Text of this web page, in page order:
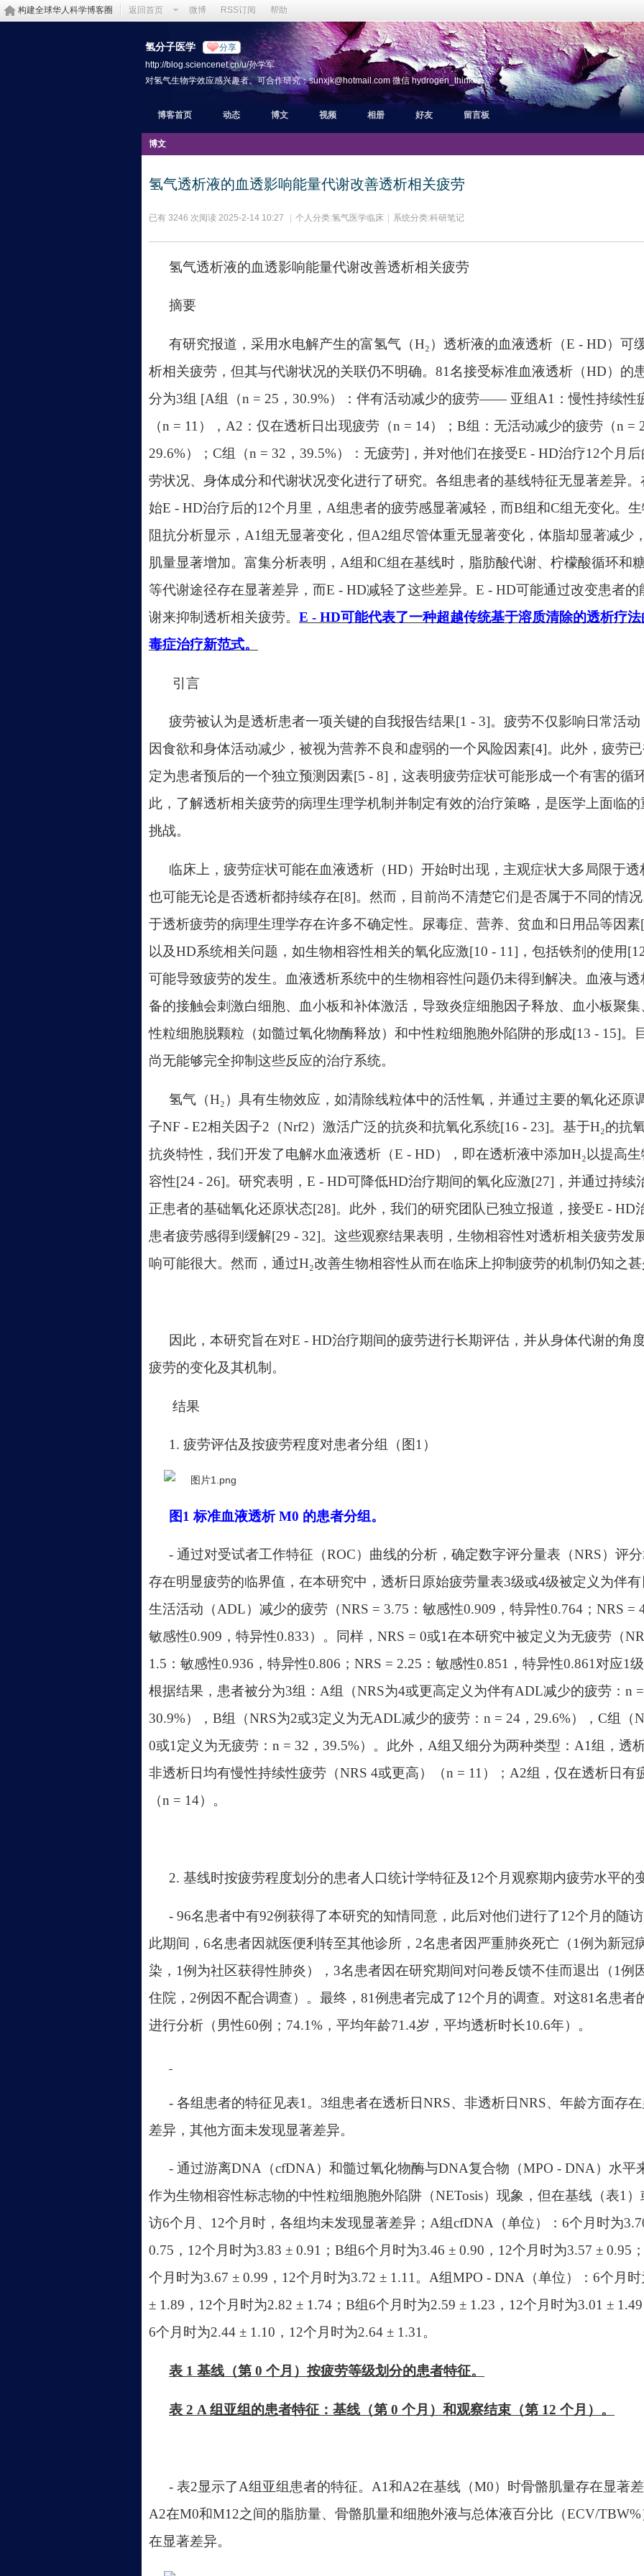
构建全球华人科学博客圈 返回首页 微博 RSS订阅 帮助
氢分子医学 分享
http://blog.sciencenet.cn/u/孙学军
对氢气生物学效应感兴趣者。可合作研究：sunxjk@hotmail.com 微信 hydrogen_thinker
博客首页 动态 博文 视频 相册 好友 留言板
博文
氢气透析液的血透影响能量代谢改善透析相关疲劳
已有 3246 次阅读 2025-2-14 10:27 个人分类:氢气医学临床 系统分类:科研笔记
氢气透析液的血透影响能量代谢改善透析相关疲劳
摘要
有研究报道，采用水电解产生的富氢气 （H₂）透析液的血液透析（E - HD）可
析相关疲劳，但其与代谢状况的关联仍不明确。81名接受标准血液透析（HD）的
分为3组 [A组（n = 25，30.9%）：伴有活动减少的疲劳—— 亚组A1：慢性持续性
（n = 11），A2：仅在透析日出现疲劳（n = 14）；B组：无活动减少的疲劳（n =
29.6%）；C组（n = 32，39.5%）：无疲劳]，并对他们在接受E - HD治疗12个月后
劳状况、身体成分和代谢状况变化进行了研究。各组患者的基线特征无显著差异。
始E - HD治疗后的12个月里，A组患者的疲劳感显著减轻，而B组和C组无变化。
阻抗分析显示，A1组无显著变化，但A2组尽管体重无显著变化，体脂却显著减少
肌量显著增加。富集分析表明，A组和C组在基线时，脂肪酸代谢、柠檬酸循环和
等代谢途径存在显著差异，而E - HD减轻了这些差异。E - HD可能通过改变患者的
谢来抑制透析相关疲劳。 E - HD可能代表了一种超越传统基于溶质清除的透析疗
毒症治疗新范式。
引言
疲劳被认为是透析患者一项关键的自我报告结果[1 - 3]。疲劳不仅影响日常活动
因食欲和身体活动减少，被视为营养不良和虚弱的一个风险因素[4]。此外，疲劳
定为患者预后的一个独立预测因素[5 - 8]，这表明疲劳症状可能形成一个有害的循
此，了解透析相关疲劳的病理生理学机制并制定有效的治疗策略，是医学上面临的
挑战。
临床上，疲劳症状可能在血液透析（HD）开始时出现，主观症状大多局限于透
也可能无论是否透析都持续存在[8]。然而，目前尚不清楚它们是否属于不同的情
于透析疲劳的病理生理学存在许多不确定性。尿毒症、营养、贫血和日用品等因素
以及HD系统相关问题，如生物相容性相关的氧化应激[10 - 11]，包括铁剂的使用
可能导致疲劳的发生。血液透析系统中的生物相容性问题仍未得到解决。血液与透
备的接触会刺激白细胞、血小板和补体激活，导致炎症细胞因子释放、血小板聚集
性粒细胞脱颗粒（如髓过氧化物酶释放）和中性粒细胞胞外陷阱的形成[13 - 15]。
尚无能够完全抑制这些反应的治疗系统。
氢气 （H₂）具有生物效应，如清除线粒体中的活性氧，并通过主要的氧化还原
子NF - E2相关因子2（Nrf2）激活广泛的抗炎和抗氧化系统[16 - 23]。基于H₂的抗
抗炎特性，我们开发了电解水血液透析（E - HD），即在透析液中添加H₂以提高生
容性[24 - 26]。研究表明，E - HD可降低HD治疗期间的氧化应激[27]，并通过持续
正患者的基础氧化还原状态[28]。此外，我们的研究团队已独立报道，接受E - HD
患者疲劳感得到缓解[29 - 32]。这些观察结果表明，生物相容性对透析相关疲劳发
响可能很大。然而，通过H₂改善生物相容性从而在临床上抑制疲劳的机制仍知之甚
因此，本研究旨在对E - HD治疗期间的疲劳进行长期评估，并从身体代谢的角
疲劳的变化及其机制。
结果
1. 疲劳评估及按疲劳程度对患者分组（图1）
图1标准血液透析 M0 的患者分组。
- 通过对受试者工作特征（ROC）曲线的分析，确定数字评分量表（NRS）评
存在明显疲劳的临界值，在本研究中，透析日原始疲劳量表3级或4级被定义为伴有
生活活动（ADL）减少的疲劳（NRS = 3.75：敏感性0.909，特异性0.764；NRS =
敏感性0.909，特异性0.833）。同样，NRS = 0或1在本研究中被定义为无疲劳（
1.5：敏感性0.936，特异性0.806；NRS = 2.25：敏感性0.851，特异性0.861对应1级
根据结果，患者被分为3组：A组（NRS为4或更高定义为伴有ADL减少的疲劳：n =
30.9%），B组（NRS为2或3定义为无ADL减少的疲劳：n = 24，29.6%），C组（
0或1定义为无疲劳：n = 32，39.5%）。此外，A组又细分为两种类型：A1组，透
非透析日均有慢性持续性疲劳（NRS 4或更高）（n = 11）；A2组，仅在透析日有
（n = 14）。
2. 基线时按疲劳程度划分的患者人口统计学特征及12个月观察期内疲劳水平的
- 96名患者中有92例获得了本研究的知情同意，此后对他们进行了12个月的随
此期间，6名患者因就医便利转至其他诊所，2名患者因严重肺炎死亡（1例为新冠
染，1例为社区获得性肺炎），3名患者因在研究期间对问卷反馈不佳而退出（1例
住院，2例因不配合调查）。最终，81例患者完成了12个月的调查。对这81名患者
进行分析（男性60例；74.1%，平均年龄71.4岁，平均透析时长10.6年）。
- 各组患者的特征见表1。3组患者在透析日NRS、非透析日NRS、年龄方面存
差异，其他方面未发现显著差异。
- 通过游离DNA（cfDNA）和髓过氧化物酶与DNA复合物（MPO - DNA）水平
作为生物相容性标志物的中性粒细胞胞外陷阱（NETosis）现象，但在基线（表1）
访6个月、12个月时，各组均未发现显著差异；A组cfDNA（单位）：6个月时为
0.75，12个月时为3.83 ± 0.91；B组6个月时为3.46 ± 0.90，12个月时为3.57 ± 0.95
个月时为3.67 ± 0.99，12个月时为3.72 ± 1.11。A组MPO - DNA（单位）：6个月时
± 1.89，12个月时为2.82 ± 1.74；B组6个月时为2.59 ± 1.23，12个月时为3.01 ± 1.49
6个月时为2.44 ± 1.10，12个月时为2.64 ± 1.31。
表 1 基线（第 0 个月）按疲劳等级划分的患者特征。
表 2 A 组亚组的患者特征：基线（第 0 个月）和观察结束（第 12 个月）。
- 表2显示了A组亚组患者的特征。A1和A2在基线（M0）时骨骼肌量存在显著差
A2在M0和M12之间的脂肪量、骨骼肌量和细胞外液与总体液百分比（ECV/
在显著差异。